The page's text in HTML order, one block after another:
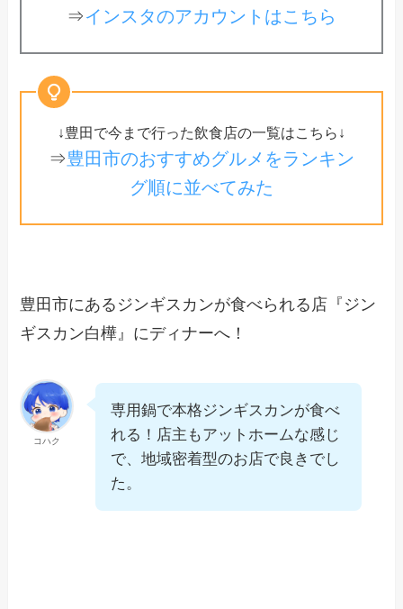
⇒インスタのアカウントはこちら
↓豊田で今まで行った飲食店の一覧はこちら↓
⇒豊田市のおすすめグルメをランキン
グ順に並べてみた
豊田市にあるジンギスカンが食べられる店『ジン
ギスカン白樺』にディナーへ！
コハク
専用鍋で本格ジンギスカンが食べ
れる！店主もアットホームな感じ
で、地域密着型のお店で良きでし
た。